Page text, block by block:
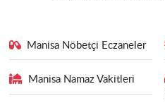
Manisa Nöbetçi Eczaneler
Manisa Namaz Vakitleri